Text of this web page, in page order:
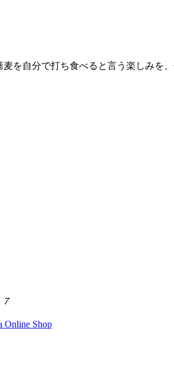
を自分で打ち食べると言う楽しみを
Online Shop